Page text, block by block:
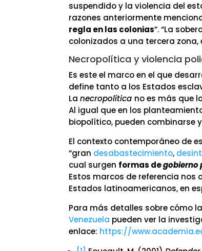
suspendido y la violencia del
razones anteriormente
regla en las colonias”. “La
colonizados a una tercera
Necropolítica y violencia
Es este el marco en el que
define tanto a los Estados
Lanecropolítica no es más que
Al igual que en los
biopolítico, pueden combinarse
El contexto contemporáneo de
“gran desabastecimiento,
cual surgen formas degobierno
Estos marcos de referencia
Estados latinoamericanos, en
Para más detalles sobre cómo
Venezuela pueden ver la
enlace: https://